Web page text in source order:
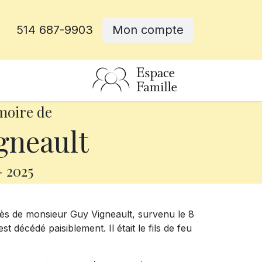
514 687-9903 Mon compte
de
2025
de monsieur Guy Vigneault, survenu le 8
décédé paisiblement. Il était le fils de feu